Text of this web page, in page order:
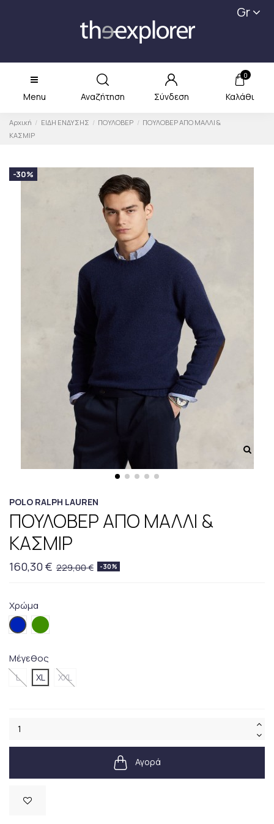
Gr
Menu Αναζήτηση Σύνδεση
0
Καλάθι
Αρχική ΕΙΔΗ ΕΝΔΥΣΗΣ ΠΟΥΛΟΒΕΡ
ΠΟΥΛΟΒΕΡ ΑΠΟ ΜΑΛΛΙ &
ΚΑΣΜΙΡ
-30%
POLO RALPH LAUREN
ΠΟΥΛΟΒΕΡ ΑΠΟ ΜΑΛΛΙ &
ΚΑΣΜΙΡ
160,30 € 229,00 € -30%
Χρώμα
007.Blue006GREEN
Μέγεθος
L XL XXL
Αγορά